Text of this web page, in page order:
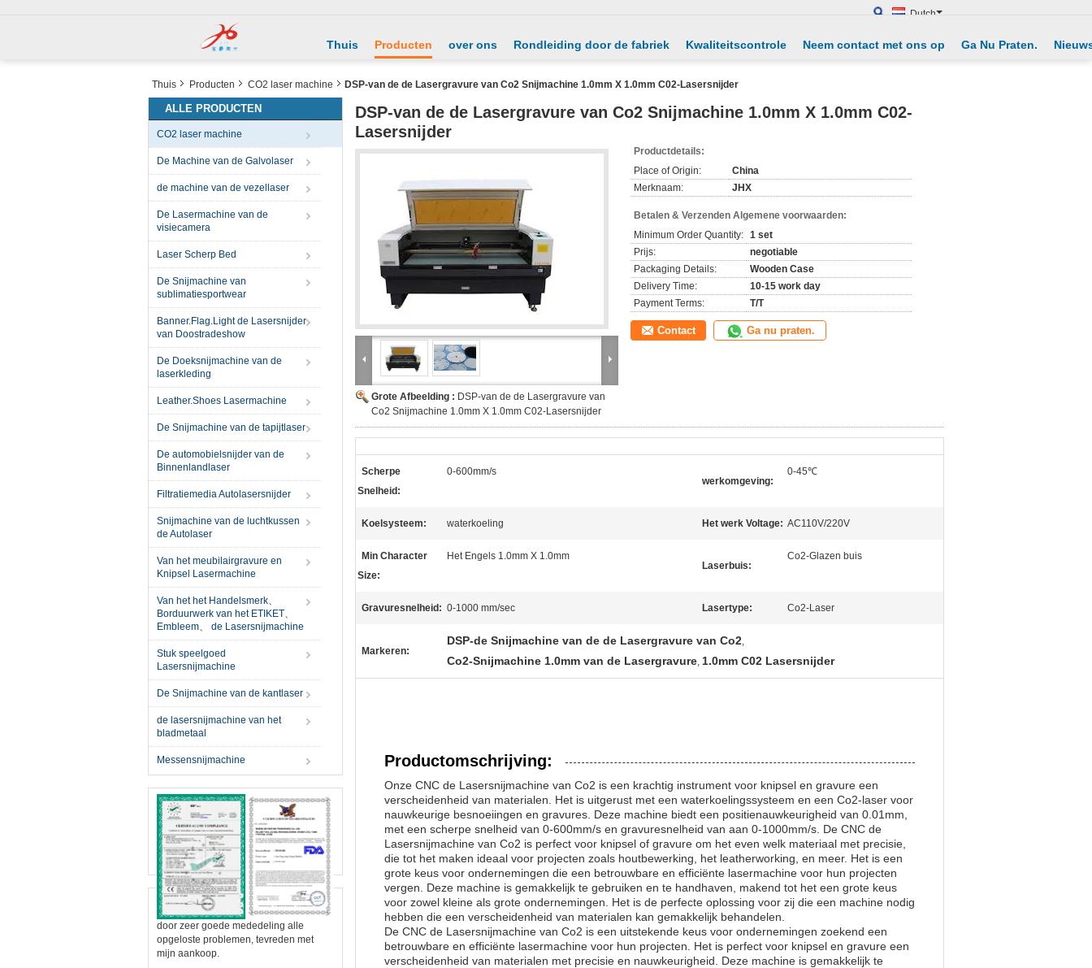
Dutch
Thuis Producten over ons Rondleiding door de fabriek Kwaliteitscontrole Neem contact met ons op Ga Nu Praten.
Thuis Producten CO2 laser machine DSP-van de de Lasergravure van Co2 Snijmachine 1.0mm X 1.0mm C02-Lasersnijder
ALLE PRODUCTEN
CO2 laser machine
De Machine van de Galvolaser
de machine van de vezellaser
De Lasermachine van de
visiecamera
Laser Scherp Bed
De Snijmachine van
sublimatiesportwear
Banner.Flag.Light de Lasersnijder
van Doostradeshow
De Doeksnijmachine van de
laserkleding
Leather.Shoes Lasermachine
De Snijmachine van de tapijtlaser
De automobielsnijder van de
Binnenlandlaser
Filtratiemedia Autolasersnijder
Snijmachine van de luchtkussen
de Autolaser
Van het meubilairgravure en
Knipsel Lasermachine
Van het het Handelsmerk、
Borduurwerk van het ETIKET、
Embleem、 de Lasersnijmachine
Stuk speelgoed
Lasersnijmachine
De Snijmachine van de kantlaser
de lasersnijmachine van het
bladmetaal
Messensnijmachine
door zeer goede mededeling alle
opgeloste problemen, tevreden met
mijn aankoop.
DSP-van de de Lasergravure van Co2 Snijmachine 1.0mm X 1.0mm C02-
Lasersnijder
Grote Afbeelding : DSP-van de de Lasergravure van
Co2 Snijmachine 1.0mm X 1.0mm C02-Lasersnijder
Productdetails:
Place of Origin:
China
Merknaam:
JHX
Betalen & Verzenden Algemene voorwaarden:
Minimum Order Quantity: 1 set
Prijs:
negotiable
Packaging Details:
Wooden Case
Delivery Time:
10-15 work day
Payment Terms:
T/T
Contact Ga nu praten.
Scherpe
Snelheid:
0-600mm/s
werkomgeving:
0-45℃
Koelsysteem: waterkoeling Het werk Voltage: AC110V/220V
Min Character
Size:
Het Engels 1.0mm X 1.0mm
Laserbuis:
Co2-Glazen buis
Gravuresnelheid: 0-1000 mm/sec Lasertype: Co2-Laser
Markeren:
DSP-de Snijmachine van de de Lasergravure van Co2,
Co2-Snijmachine 1.0mm van de Lasergravure, 1.0mm C02 Lasersnijder
Productomschrijving:
Onze CNC de Lasersnijmachine van Co2 is een krachtig instrument voor knipsel en gravure een
verscheidenheid van materialen. Het is uitgerust met een waterkoelingssysteem en een Co2-laser voor
nauwkeurige besnoeiingen en gravures. Deze machine biedt een positienauwkeurigheid van 0.01mm,
met een scherpe snelheid van 0-600mm/s en gravuresnelheid van aan 0-1000mm/s. De CNC de
Lasersnijmachine van Co2 is perfect voor knipsel of gravure om het even welk materiaal met precisie,
die tot het maken ideaal voor projecten zoals houtbewerking, het leatherworking, en meer. Het is een
grote keus voor ondernemingen die een betrouwbare en efficiënte lasermachine voor hun projecten
vergen. Deze machine is gemakkelijk te gebruiken en te handhaven, makend tot het een grote keus
voor zowel kleine als grote ondernemingen. Het is de perfecte oplossing voor zij die een machine nodig
hebben die een verscheidenheid van materialen kan gemakkelijk behandelen.
De CNC de Lasersnijmachine van Co2 is een uitstekende keus voor ondernemingen zoekend een
betrouwbare en efficiënte lasermachine voor hun projecten. Het is perfect voor knipsel en gravure een
verscheidenheid van materialen met precisie en nauwkeurigheid. Deze machine is gemakkelijk te